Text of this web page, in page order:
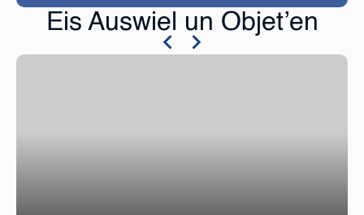
Eis Auswiel un Objet’en